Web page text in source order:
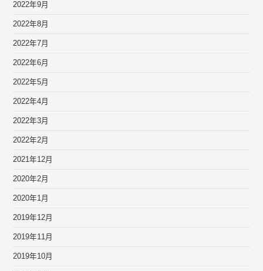
2022年9月
2022年8月
2022年7月
2022年6月
2022年5月
2022年4月
2022年3月
2022年2月
2021年12月
2020年2月
2020年1月
2019年12月
2019年11月
2019年10月